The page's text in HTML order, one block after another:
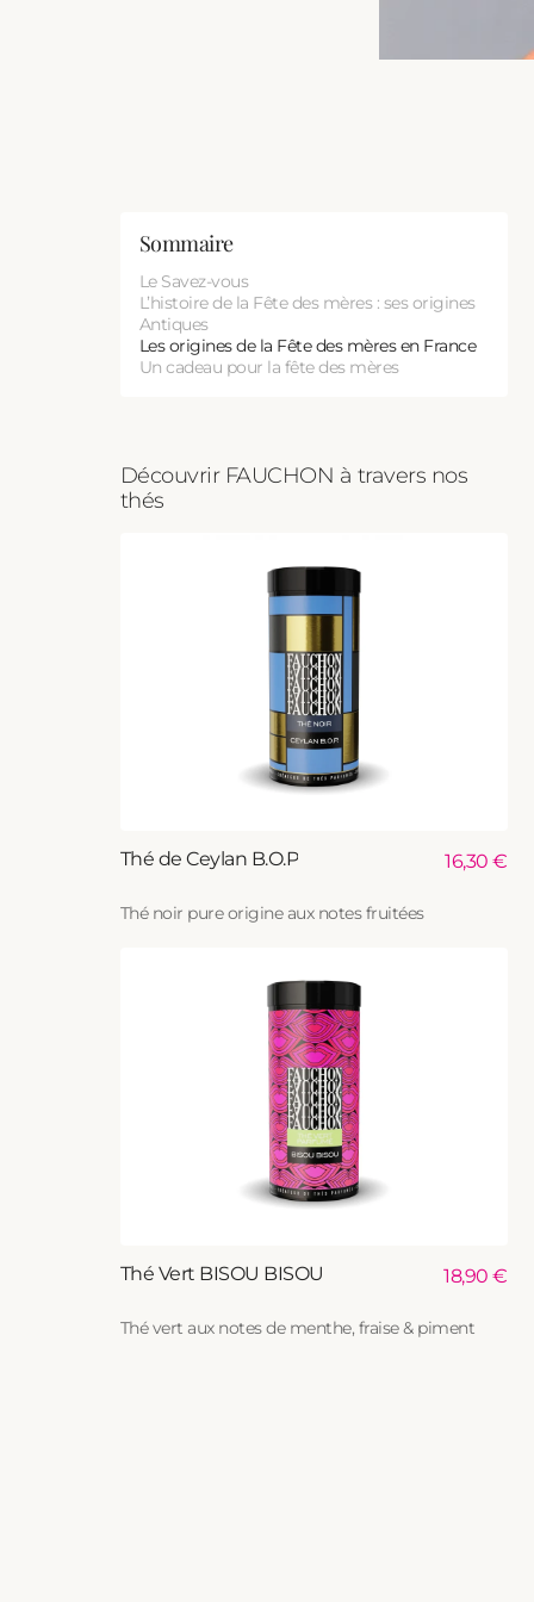
Sommaire
Le Savez-vous
L’histoire de la Fête des mères : ses origines
Antiques
Les origines de la Fête des mères en France
Un cadeau pour la fête des mères
Découvrir FAUCHON à travers nos
thés
Ajouter au panier
Thé de Ceylan B.O.P
Prix
16,30 €
Thé noir pure origine aux notes fruitées
Ajouter au panier
Thé Vert BISOU BISOU
Prix
18,90 €
Thé vert aux notes de menthe, fraise & piment